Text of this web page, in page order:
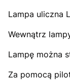
Lampa uliczna
Wewnątrz
Lampę można
Za pomocą